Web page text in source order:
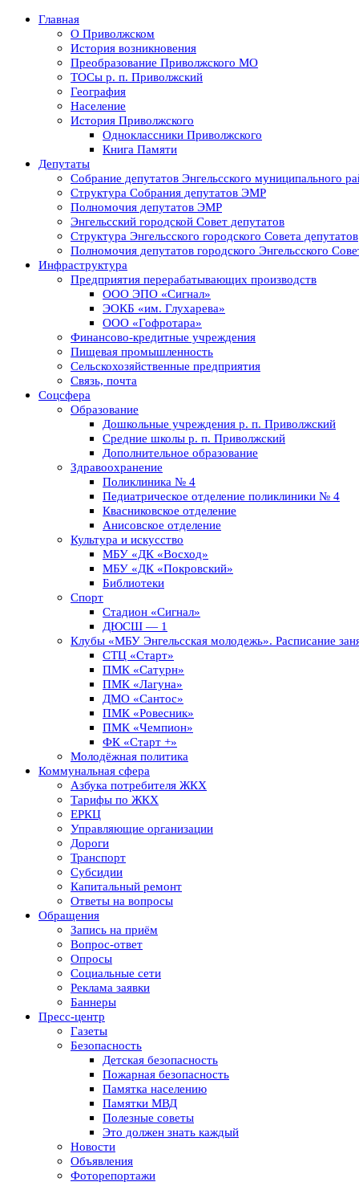
Главная
О Приволжском
История возникновения
Преобразование Приволжского МО
ТОСы р. п. Приволжский
География
Население
История Приволжского
Одноклассники Приволжского
Книга Памяти
Депутаты
Собрание депутатов Энгельсского муниципального
Структура Собрания депутатов ЭМР
Полномочия депутатов ЭМР
Энгельсский городской Совет депутатов
Структура Энгельсского городского Совета депутатов
Полномочия депутатов городского Энгельсского
Инфраструктура
Предприятия перерабатывающих производств
ООО ЭПО «Сигнал»
ЭОКБ «им. Глухарева»
ООО «Гофротара»
Финансово-кредитные учреждения
Пищевая промышленность
Сельскохозяйственные предприятия
Связь, почта
Соцсфера
Образование
Дошкольные учреждения р. п. Приволжский
Средние школы р. п. Приволжский
Дополнительное образование
Здравоохранение
Поликлиника № 4
Педиатрическое отделение поликлиники № 4
Квасниковское отделение
Анисовское отделение
Культура и искусство
МБУ «ДК «Восход»
МБУ «ДК «Покровский»
Библиотеки
Спорт
Стадион «Сигнал»
ДЮСШ — 1
Клубы «МБУ Энгельсская молодежь». Расписание
СТЦ «Старт»
ПМК «Сатурн»
ПМК «Лагуна»
ДМО «Сантос»
ПМК «Ровесник»
ПМК «Чемпион»
ФК «Старт +»
Молодёжная политика
Коммунальная сфера
Азбука потребителя ЖКХ
Тарифы по ЖКХ
ЕРКЦ
Управляющие организации
Дороги
Транспорт
Субсидии
Капитальный ремонт
Ответы на вопросы
Обращения
Запись на приём
Вопрос-ответ
Опросы
Социальные сети
Реклама заявки
Баннеры
Пресс-центр
Газеты
Безопасность
Детская безопасность
Пожарная безопасность
Памятка населению
Памятки МВД
Полезные советы
Это должен знать каждый
Новости
Объявления
Фоторепортажи